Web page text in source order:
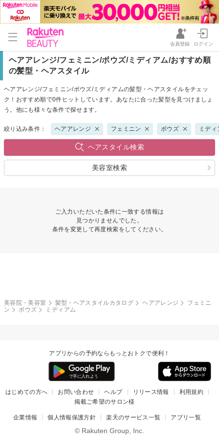
会員登録 ログイン
ヘアアレンジ/フェミニン/ボウズ/ミディアム/おすすめ順
の髪型・ヘアスタイル
ヘアアレンジ/フェミニン/ボウズ/ミディアムの髪型・ヘアスタイルをチェッ
ク！おすすめ順で0件ヒットしています。あなたに合った髪型を見つけましょ
う。他にも様々な条件で探せます。
絞り込み条件： ヘアアレンジ フェミニン ボウズ ミディ
ヘアスタイル検索
美容室検索
ご入力いただいた条件に一致する情報は
見つかりませんでした。
条件を変更して再度検索をしてください。
美容院・美容室 髪型・ヘアスタイルカタログ ヘアアレンジ
フェミニ
ン
ボウズ ミディアム
アプリからの予約ならもっとおトクで便利！
はじめての方へ お問い合わせ ヘルプ リリース情報
利用規約
掲載ご希望のサロン様
企業情報 個人情報保護方針 楽天のサービス一覧 アプリ一覧
© Rakuten Group, Inc.